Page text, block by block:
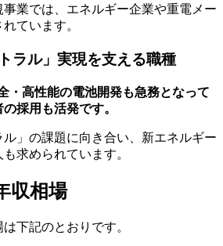
業では、エネルギー企業や重電メー
ています。
ラル」実現を支える職種
・高性能の電池開発も急務となって
採用も活発です。
ル」の課題に向き合い、新エネルギー
求められています。
収相場
下記のとおりです。